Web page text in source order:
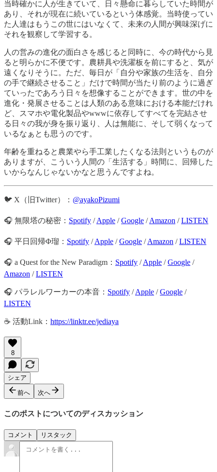
当時確かに人が生きていて、日々懸命に暮らしていた時間が
あり、それが現在に続いているという体感覚。当時使ってい
た人達はもうこの世にはいなくて、未来の人間が興味深げに
それを観察して学習する。
人の営みの進化の面白さを感じると同時に、今の時代から見
ると明らかに不便です。農耕具や洗濯板を前にすると、気が
遠くなりそうに。ただ、毎日が「自分や家族の生活を、自分
の手で継続させること」だけで時間が当たり前のように過ぎ
ていったであろう日々を想像することができます。世の中を
進化・発展させることは人類のある意味における本能だけれ
ど、スマホや電化製品やwwwに依存してすべてを完結させ
る日々の我が身を振り返り、人は無能に、そして弱くなって
いるなぁとも思うのです。
年齢を重ねると農業やら手工業したくなる法則というものが
ありますが、こういう人間の「生活する」時間に、回帰した
いからなんじゃないかなと思うんですよね。
🐦 X（旧Twitter）： @ayakoPizumi
🎧 無限塔の秘密： Spotify /Apple /Google /Amazon /LISTEN
🎧 平日回帰Φ瑠： Spotify /Apple /Google /Amazon /LISTEN
🎧 a Quest for the New Paradigm： Spotify /Apple /Google /
Amazon /LISTEN
🎧 パラレルワーカーの本音： Spotify /Apple /Google /
LISTEN
☕️ 活動Link： https://linktr.ee/jediaya
8
シェア
前へ 次へ
このポストについてのディスカッション
コメント リスタック